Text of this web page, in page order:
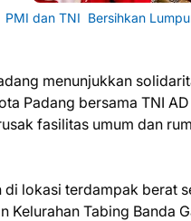
PMI dan TNI Bersihkan
menunjukkan
Padang bersama TNI
fasilitas umum dan
lokasi terdampak berat
Kelurahan Tabing Banda